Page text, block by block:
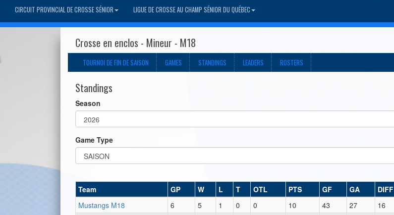
CIRCUIT PROVINCIAL DE CROSSE SÉNIOR LIGUE DE CROSSE AU CHAMP SÉNIOR DU QUÉBEC
Crosse en enclos - Mineur - M18
TOURNOI DE FIN DE SAISON GAMES STANDINGS LEADERS ROSTERS
Standings
Season
Game Type
Team GP W L T OTL PTS GF GA
DIFF
Mustangs M18
6 5 1 0 0 10 43 27
16